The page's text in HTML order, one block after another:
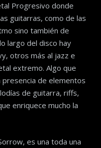
Progresivo donde
guitarras, como de las
sino también de
largo del disco hay
otros más al jazz e
extremo. Algo que
de elementos
de guitarra, riffs,
enriquece mucho la
es una toda una